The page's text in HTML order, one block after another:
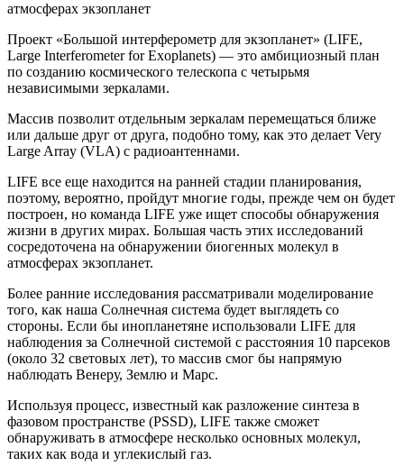
Проект «Большой интерферометр для экзопланет» (LIFE,
Large Interferometer for Exoplanets) — это амбициозный план
по созданию космического телескопа с четырьмя
независимыми зеркалами.
Массив позволит отдельным зеркалам перемещаться ближе
или дальше друг от друга, подобно тому, как это делает Very
Large Array (VLA) с радиоантеннами.
LIFE все еще находится на ранней стадии планирования,
поэтому, вероятно, пройдут многие годы, прежде чем он будет
построен, но команда LIFE уже ищет способы обнаружения
жизни в других мирах. Большая часть этих исследований
сосредоточена на обнаружении биогенных молекул в
атмосферах экзопланет.
Более ранние исследования рассматривали моделирование
того, как наша Солнечная система будет выглядеть со
стороны. Если бы инопланетяне использовали LIFE для
наблюдения за Солнечной системой с расстояния 10 парсеков
(около 32 световых лет), то массив смог бы напрямую
наблюдать Венеру, Землю и Марс.
Используя процесс, известный как разложение синтеза в
фазовом пространстве (PSSD), LIFE также сможет
обнаруживать в атмосфере несколько основных молекул,
таких как вода и углекислый газ.